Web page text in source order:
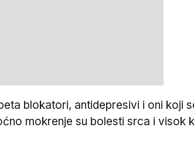
blokatori, antidepresivi i oni koji
mokrenje su bolesti srca i visok